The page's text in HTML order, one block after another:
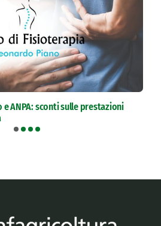
e ANPA: sconti sulle prestazioni